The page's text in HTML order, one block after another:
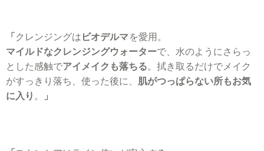
「 クレンジングは ビオデルマ を愛用。
マイルドなクレンジングウォーターで、水のようにさらっ
とした感触でアイメイクも落ちる。拭き取るだけでメイク
がすっきり落ち、使った後に、 肌がつっぱらない所もお気
に入り 。 」